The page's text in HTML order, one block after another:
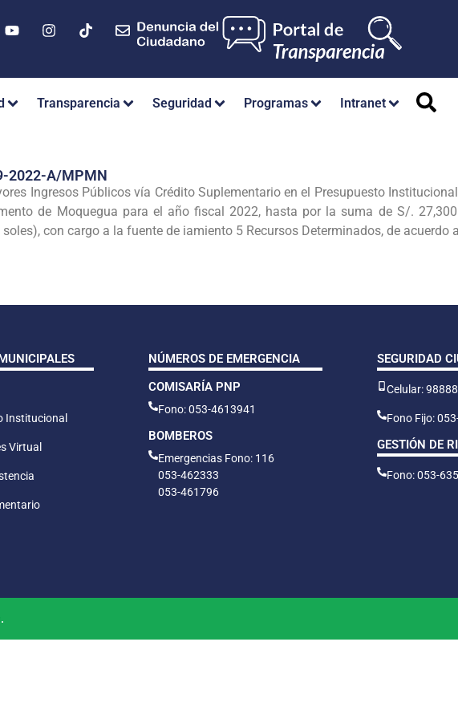
Transparencia Seguridad Programas Intranet
2022-A/MPMN
Ingresos Públicos vía Crédito Suplementario en el Presupuesto
de Moquegua para el año fiscal 2022, hasta por la suma de S/.
soles), con cargo a la fuente de iamiento 5 Recursos Determinados, de acuerdo
Institucional
Virtual
NÚMEROS DE EMERGENCIA
COMISARÍA PNP
Fono: 053-4613941
BOMBEROS
Emergencias Fono: 116
053-462333
053-461796
SEGURIDAD
Celular:
Fono Fijo:
GESTIÓN DE
Fono: 053-